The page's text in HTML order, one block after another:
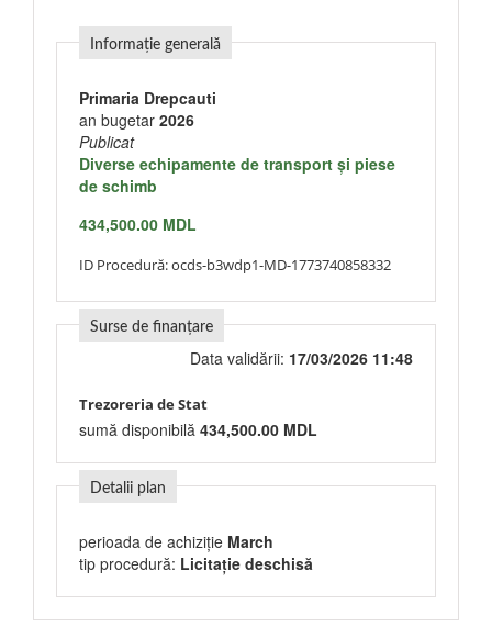
Informație generală
Primaria Drepcauti
an bugetar 2026
Publicat
Diverse echipamente de transport şi piese
de schimb
434,500.00 MDL
ID Procedură:ocds-b3wdp1-MD-1773740858332
Surse de finanțare
Data validării: 17/03/2026 11:48
Trezoreria de Stat
sumă disponibilă 434,500.00 MDL
Detalii plan
perioada de achiziție March
tip procedură: Licitație deschisă